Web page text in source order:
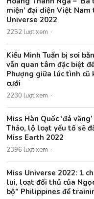
miện’ đại diện Việt Nam
Universe 2022
2252 lượt xem
Kiều Minh Tuấn bị soi
vẫn quan tâm đặc biệt
Phượng giữa lúc tình cũ
cưới
2230 lượt xem
Miss Hàn Quốc ‘đá
Thảo, lộ loạt yếu tố sẽ
Miss Earth 2022
2396 lượt xem
Miss Universe 2022: 1
lui, loạt đối thủ của
bộ” Philippines để